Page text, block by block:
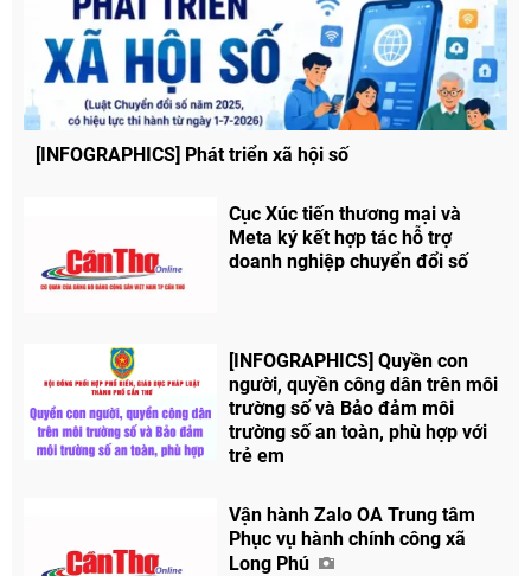
[INFOGRAPHICS] Phát triển xã hội số
Cục Xúc tiến thương mại và
Meta ký kết hợp tác hỗ trợ
doanh nghiệp chuyển đổi số
[INFOGRAPHICS] Quyền con
người, quyền công dân trên môi
trường số và Bảo đảm môi
trường số an toàn, phù hợp với
trẻ em
Vận hành Zalo OA Trung tâm
Phục vụ hành chính công xã
Long Phú